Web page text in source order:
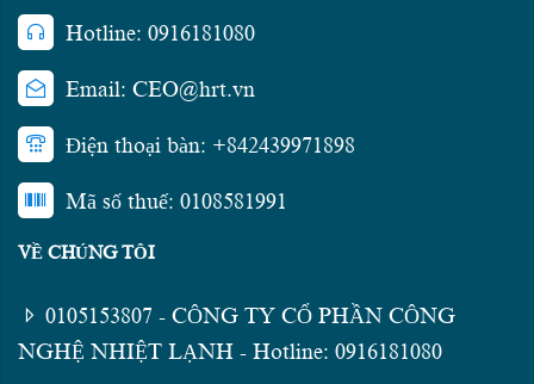
Hotline: 0916181080
Email: CEO@hrt.vn
Điện thoại bàn: +842439971898
Mã số thuế: 0108581991
VỀ CHÚNG TÔI
0105153807 - CÔNG TY CỔ PHẦN CÔNG
NGHỆ NHIỆT LẠNH - Hotline: 0916181080